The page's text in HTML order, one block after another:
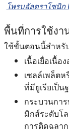
โพรบอัลตราโซนิก
พื้นที่การใช้งา
ใช้ขั้นตอนนี้สำหรั
เนื้อเยื่อเนื้
เซลล์เพล็ต
ที่มียูเรียเป็น
กระบวนกา
มิกส์ระดับโ
การติดฉลา